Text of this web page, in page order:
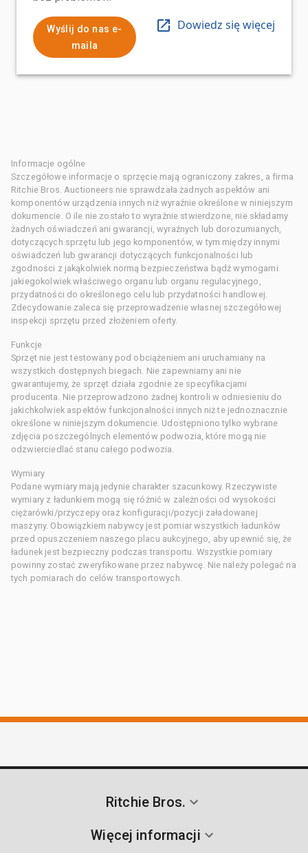
Wyślij do nas e-
maila
Dowiedz się więcej
Informacje ogólne
Szczegółowe informacje o sprzęcie mają ograniczony zakres, a firma
Ritchie Bros. Auctioneers nie sprawdzała żadnych aspektów ani
komponentów urządzenia innych niż wyraźnie określone w niniejszym
dokumencie. O ile nie zostało to wyraźnie stwierdzone, nie składamy
żadnych oświadczeń ani gwarancji, wyraźnych lub dorozumianych,
dotyczących sprzętu lub jego komponentów, w tym między innymi
oświadczeń lub gwarancji dotyczących funkcjonalności lub
zgodności z jakąkolwiek normą bezpieczeństwa bądź wymogami
jakiegokolwiek właściwego organu lub organu regulacyjnego,
przydatności do określonego celu lub przydatności handlowej.
Zdecydowanie zaleca się przeprowadzenie własnej szczegółowej
inspekcji sprzętu przed złożeniem oferty.
Funkcje
Sprzęt nie jest testowany pod obciążeniem ani uruchamiany na
wszystkich dostępnych biegach. Nie zapewniamy ani nie
gwarantujemy, że sprzęt działa zgodnie ze specyfikacjami
producenta. Nie przeprowadzono żadnej kontroli w odniesieniu do
jakichkolwiek aspektów funkcjonalności innych niż te jednoznacznie
określone w niniejszym dokumencie. Udostępniono tylko wybrane
zdjęcia poszczególnych elementów podwozia, które mogą nie
odzwierciedlać stanu całego podwozia.
Wymiary
Podane wymiary mają jedynie charakter szacunkowy. Rzeczywiste
wymiary z ładunkiem mogą się różnić w zależności od wysokości
ciężarówki/przyczepy oraz konfiguracji/pozycji załadowanej
maszyny. Obowiązkiem nabywcy jest pomiar wszystkich ładunków
przed opuszczeniem naszego placu aukcyjnego, aby upewnić się, że
ładunek jest bezpieczny podczas transportu. Wszystkie pomiary
powinny zostać zweryfikowane przez nabywcę. Nie należy polegać na
tych pomiarach do celów transportowych.
Ritchie Bros.
Więcej informacji